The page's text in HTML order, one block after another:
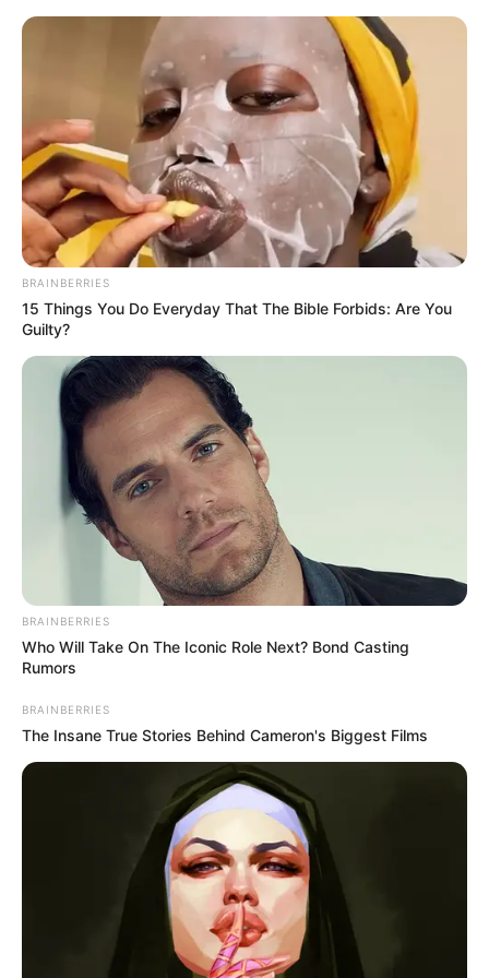
Acs e ACE > AMACES desprecarização
Conquista de vínculo permanente para Agentes Comunitários e de
Combate às Endemias.
Conquista de vínculo permanente
para Agentes Comunitários e de
Combate às Endemias.
07:00 Acs e ACE , AMACES, desprecarização, Notícia
AMACESgarantiu permanência de ACS e ACE e
BRAINBERRIES
15 Things You Do Everyday That The Bible Forbids: Are You
Guilty?
BRAINBERRIES
Who Will Take On The Iconic Role Next? Bond Casting
Rumors
BRAINBERRIES
The Insane True Stories Behind Cameron's Biggest Films